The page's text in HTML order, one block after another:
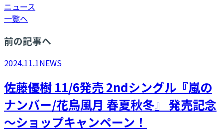
ニュース
一覧へ
前の記事へ
2024.11.1NEWS
佐藤優樹 11/6発売 2ndシングル『嵐の
ナンバー/花鳥風月 春夏秋冬』 発売記念
～ショップキャンペーン！